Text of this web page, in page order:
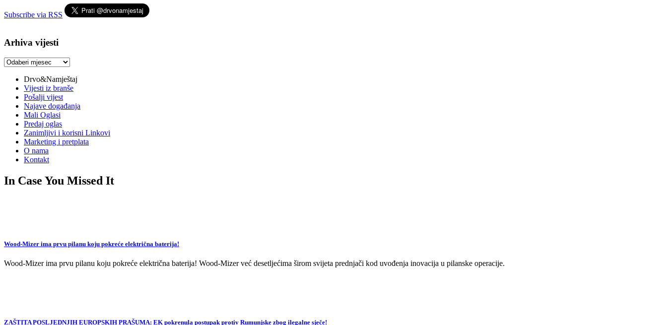
Subscribe via RSS
Arhiva vijesti
Arhiva
Drvo&Namještaj
Vijesti iz branše
Pošalji vijest
Najave događanja
Mali Oglasi
Predaj oglas
Zanimljivi i korisni Linkovi
Marketing i pretplata
O nama
Kontakt
In Case You Missed It
Wood-Mizer ima prvu pilanu koju pokreće električna baterija!
Wood-Mizer ima prvu pilanu koju pokreće električna baterija! Wood-Mizer već desetljećima širom svijeta prednjači kod uvođenja inovacija u pilanske operacije.
ZAŠTITA POSLJEDNJIH EUROPSKIH PRAŠUMA: EK pokrenula postupak protiv Rumunjske zbog ilegalne sječe!